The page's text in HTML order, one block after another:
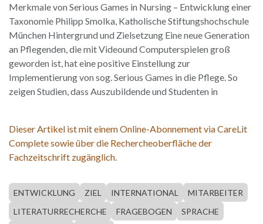
Merkmale von Serious Games in Nursing – Entwicklung einer
Taxonomie Philipp Smolka, Katholische Stiftungshochschule
München Hintergrund und Zielsetzung Eine neue Generation
an Pflegenden, die mit Videound Computerspielen groß
geworden ist, hat eine positive Einstellung zur
Implementierung von sog. Serious Games in die Pflege. So
zeigen Studien, dass Auszubildende und Studenten in
Dieser Artikel ist mit einem Online-Abonnement via CareLit
Complete sowie über die Rechercheoberfläche der
Fachzeitschrift zugänglich.
ENTWICKLUNG ZIEL INTERNATIONAL
MITARBEITER
LITERATURRECHERCHE
FRAGEBOGEN
SPRACHE